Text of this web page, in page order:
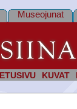
ETUSIVU KUVAT
Museojunat